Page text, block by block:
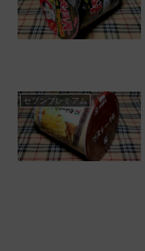
セブンプレミアム